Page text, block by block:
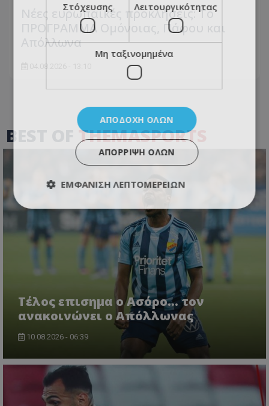
Νέες ευρωπαϊκές προκλήσεις: Το
ΠΡΟΓΡΑΜΜΑ Ομόνοιας, Πάφου και
Απόλλωνα
BEST OF THEMASPORTS
Tέλος επισημα ο Ασόρο... τον
ανακοινώνει ο Απόλλωνας
10.08.2026 - 06:39
Στόχευσης Λειτουργικότητας
Μη ταξινομημένα
ΑΠΟΔΟΧΉ ΌΛΩΝ
ΑΠΌΡΡΙΨΗ ΌΛΩΝ
ΕΜΦΆΝΙΣΗ ΛΕΠΤΟΜΕΡΕΙΏΝ